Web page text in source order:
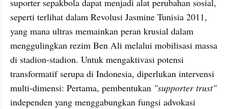
suporter sepakbola dapat menjadi alat perubahan sosial,
seperti terlihat dalam Revolusi Jasmine Tunisia 2011,
yang mana ultras memainkan peran krusial dalam
menggulingkan rezim Ben Ali melalui mobilisasi massa
di stadion-stadion. Untuk mengaktivasi potensi
transformatif serupa di Indonesia, diperlukan intervensi
multi-dimensi: Pertama, pembentukan "supporter trust"
independen yang menggabungkan fungsi advokasi